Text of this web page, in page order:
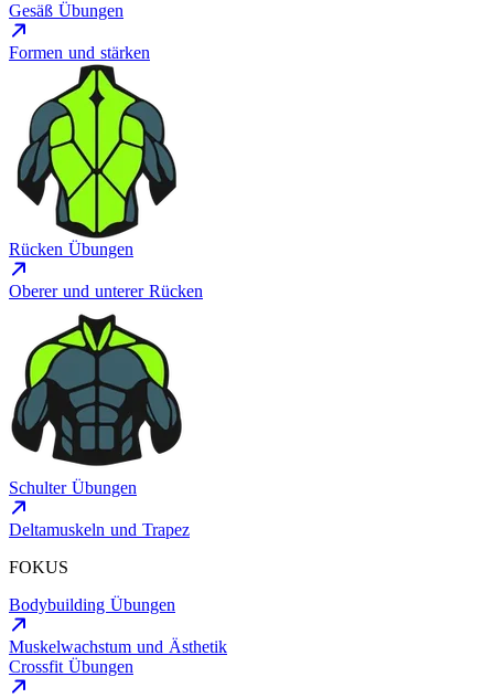
Gesäß Übungen
Formen und stärken
Rücken Übungen
Oberer und unterer Rücken
Schulter Übungen
Deltamuskeln und Trapez
FOKUS
Bodybuilding Übungen
Muskelwachstum und Ästhetik
Crossfit Übungen